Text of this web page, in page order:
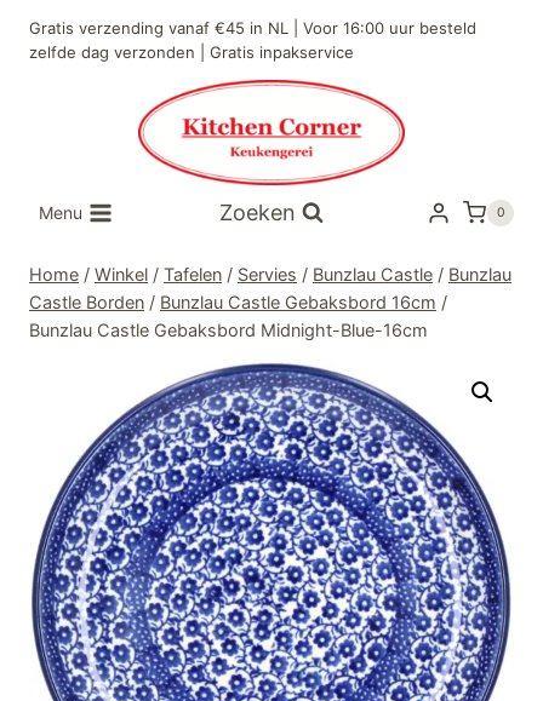
naar
Gratis verzending vanaf €45 in NL | Voor 16:00 uur besteld
zelfde dag verzonden | Gratis inpakservice
Menu Zoeken 0
Home / Winkel / Tafelen / Servies / Bunzlau Castle / Bunzlau
Castle Borden / Bunzlau Castle Gebaksbord 16cm /
Bunzlau Castle Gebaksbord Midnight-Blue-16cm